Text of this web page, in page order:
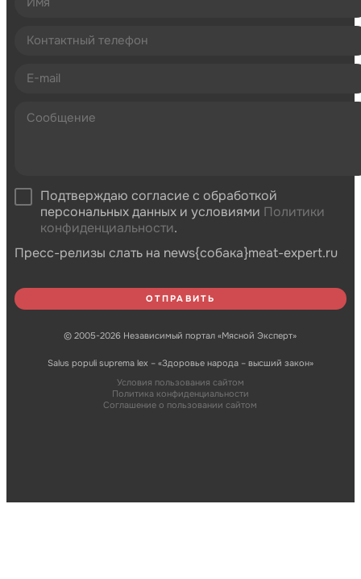
Подтверждаю согласие с обработкой
персональных данных и условиями Политики
конфиденциальности.
Пресс-релизы слать на news{собака}meat-expert.ru
© 2005-2026 Независимый портал «Мясной Эксперт»
Salus populi suprema lex – «Здоровье народа – высший закон»
Условия пользования сайтом
Политика конфиденциальности
Соглашение о пользовании сайтом